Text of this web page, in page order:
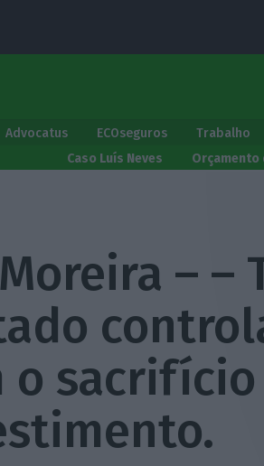
Advocatus ECOseguros Trabalho
Caso Luís Neves
Orçamento
– –
o